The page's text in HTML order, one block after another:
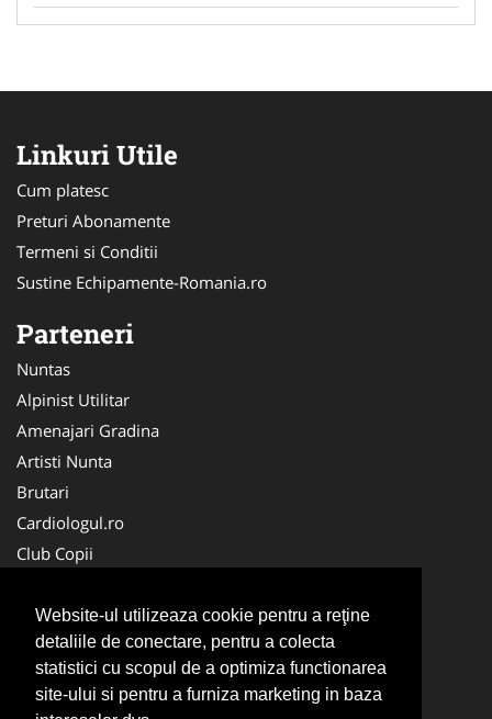
Website-ul utilizeaza cookie pentru a reţine
detaliile de conectare, pentru a colecta
statistici cu scopul de a optimiza functionarea
site-ului si pentru a furniza marketing in baza
Linkuri Utile
Cum platesc
Preturi Abonamente
Termeni si Conditii
Sustine Echipamente-Romania.ro
Parteneri
Nuntas
Alpinist Utilitar
Amenajari Gradina
Artisti Nunta
Brutari
Cardiologul.ro
Club Copii
Ambalaje Romania
Cabinet-Individual.ro
CentruInchirieri.ro
Cursuri Romania